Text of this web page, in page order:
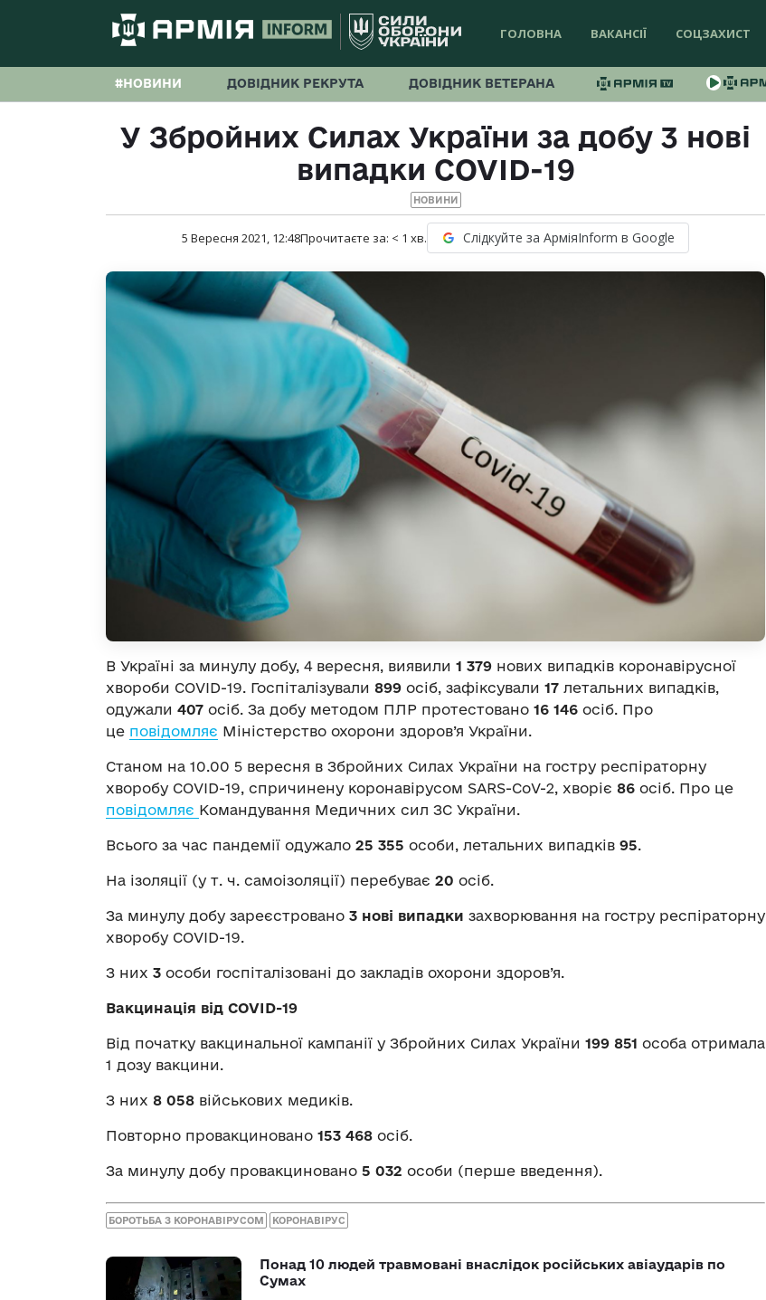
ГОЛОВНА ВАКАНСІЇ СОЦЗАХИСТ
#НОВИНИ ДОВІДНИК РЕКРУТА ДОВІДНИК ВЕТЕРАНА
У Збройних Силах України за добу 3 нові
випадки COVID-19
НОВИНИ
5 Вересня 2021, 12:48Прочитаєте за: < 1 хв. Слідкуйте за АрміяInform в Google
В Україні за минулу добу, 4 вересня, виявили 1 379 нових випадків коронавірусної
хвороби COVID-19. Госпіталізували 899 осіб, зафіксували 17 летальних випадків,
одужали 407 осіб. За добу методом ПЛР протестовано 16 146 осіб. Про
це повідомляє Міністерство охорони здоров’я України.
Станом на 10.00 5 вересня в Збройних Силах України на гостру респіраторну
хворобу COVID-19, спричинену коронавірусом SARS-CoV-2, хворіє 86 осіб. Про це
повідомляє Командування Медичних сил ЗС України.
Всього за час пандемії одужало 25 355 особи, летальних випадків 95.
На ізоляції (у т. ч. самоізоляції) перебуває 20 осіб.
За минулу добу зареєстровано 3 нові випадки захворювання на гостру респіраторну
хворобу COVID-19.
З них 3 особи госпіталізовані до закладів охорони здоров’я.
Вакцинація від COVID-19
Від початку вакцинальної кампанії у Збройних Силах України 199 851 особа отримала
1 дозу вакцини.
З них 8 058 військових медиків.
Повторно провакциновано 153 468 осіб.
За минулу добу провакциновано 5 032 особи (перше введення).
БОРОТЬБА З КОРОНАВІРУСОМ КОРОНАВІРУС
Понад 10 людей травмовані внаслідок російських авіаударів по
Сумах